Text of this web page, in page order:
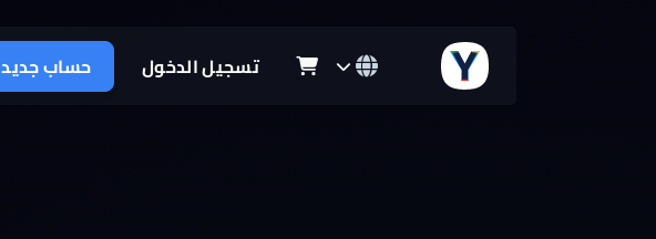
تسجيل الدخول حساب جديد